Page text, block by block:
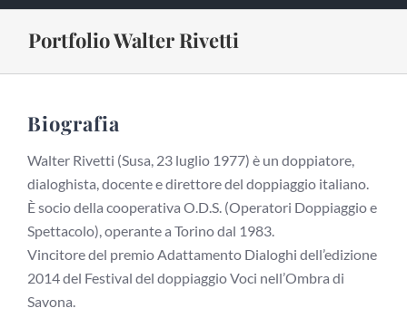
Portfolio Walter Rivetti
Biografia
Walter Rivetti (Susa, 23 luglio 1977) è un doppiatore,
dialoghista, docente e direttore del doppiaggio italiano.
È socio della cooperativa O.D.S. (Operatori Doppiaggio e
Spettacolo), operante a Torino dal 1983.
Vincitore del premio Adattamento Dialoghi dell’edizione
2014 del Festival del doppiaggio Voci nell’Ombra di
Savona.